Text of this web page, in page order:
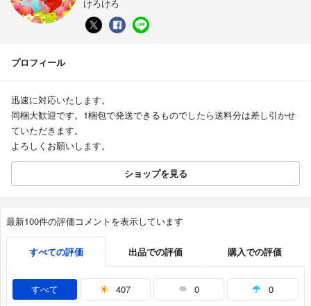
けろけろ
プロフィール
迅速に対応いたします。
同梱大歓迎です。1梱包で発送できるものでしたら送料分は差し引かせ
ていただきます。
よろしくお願いします。
ショップを見る
最新100件の評価コメントを表示しています
すべての評価 出品での評価 購入での評価
すべて 407 0 0